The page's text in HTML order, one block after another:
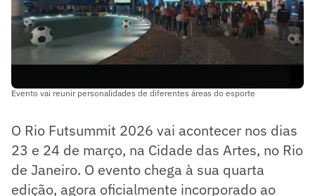
Evento vai reunir personalidades de diferentes áreas do esporte
O Rio Futsummit 2026 vai acontecer nos dias
23 e 24 de março, na Cidade das Artes, no Rio
de Janeiro. O evento chega à sua quarta
edição, agora oficialmente incorporado ao